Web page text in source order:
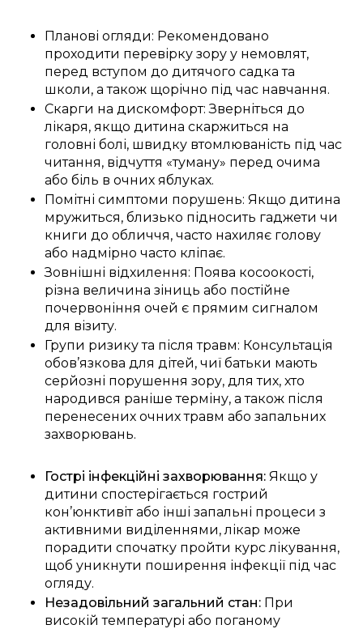
Планові огляди: Рекомендовано
проходити перевірку зору у немовлят,
перед вступом до дитячого садка та
школи, а також щорічно під час навчання.
Скарги на дискомфорт: Зверніться до
лікаря, якщо дитина скаржиться на
головні болі, швидку втомлюваність під час
читання, відчуття «туману» перед очима
або біль в очних яблуках.
Помітні симптоми порушень: Якщо дитина
мружиться, близько підносить гаджети чи
книги до обличчя, часто нахиляє голову
або надмірно часто кліпає.
Зовнішні відхилення: Поява косоокості,
різна величина зіниць або постійне
почервоніння очей є прямим сигналом
для візиту.
Групи ризику та після травм: Консультація
обов’язкова для дітей, чиї батьки мають
серйозні порушення зору, для тих, хто
народився раніше терміну, а також після
перенесених очних травм або запальних
захворювань.
Гострі інфекційні захворювання: Якщо у
дитини спостерігається гострий
кон’юнктивіт або інші запальні процеси з
активними виділеннями, лікар може
порадити спочатку пройти курс лікування,
щоб уникнути поширення інфекції під час
огляду.
Незадовільний загальний стан: При
високій температурі або поганому